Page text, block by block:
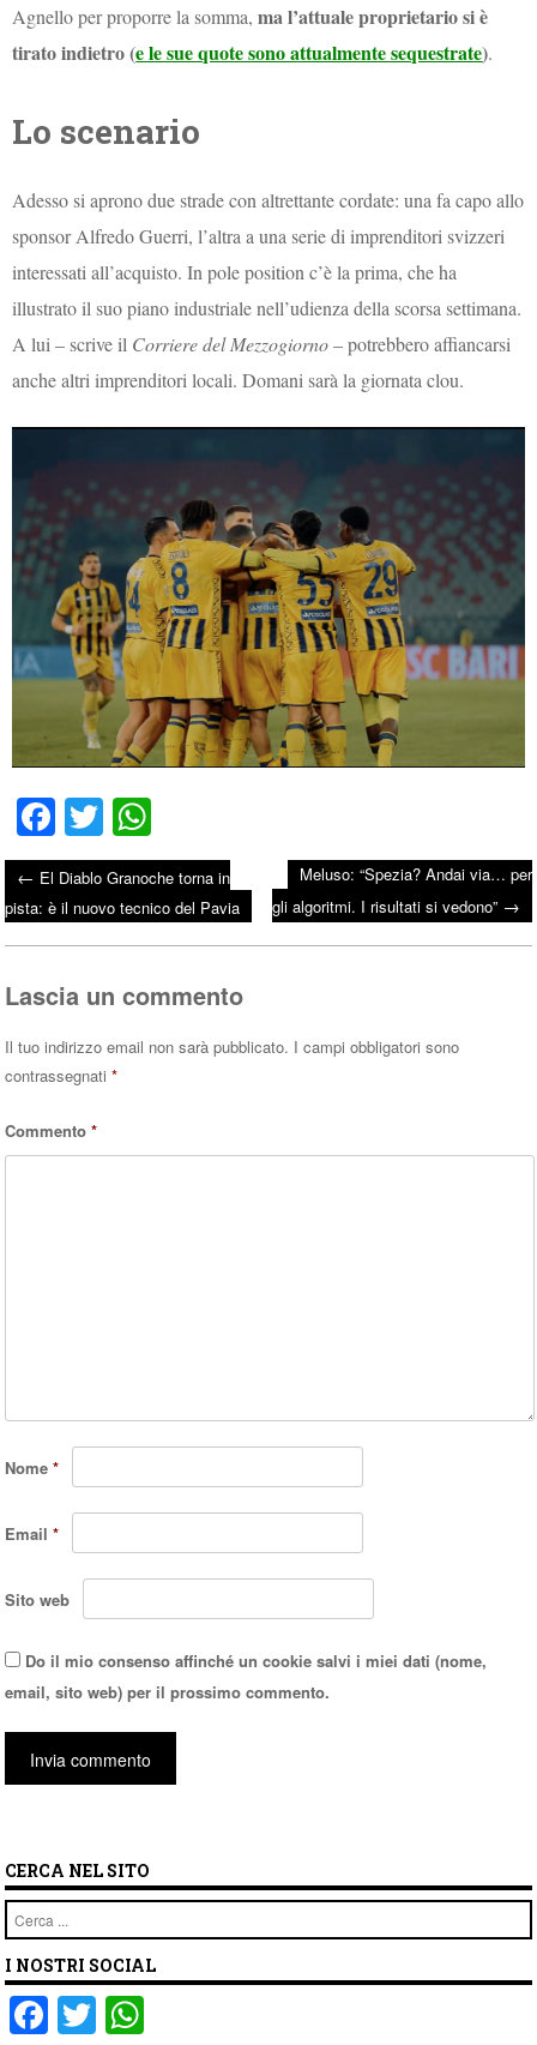
Agnello per proporre la somma,ma l’attuale proprietario si è
tirato indietro (e le sue quote sono attualmente sequestrate).
Lo scenario
Adesso si aprono due strade con altrettante cordate: una fa capo allo
sponsor Alfredo Guerri, l’altra a una serie di imprenditori svizzeri
interessati all’acquisto. In pole position c’è la prima, che ha
illustrato il suo piano industriale nell’udienza della scorsa settimana.
A lui – scrive il Corriere del Mezzogiorno– potrebbero affiancarsi
anche altri imprenditori locali. Domani sarà la giornata clou.
Fa
ce
bo
ok
T
wi
tte
r
ha
ts
A
Post navigation
← El Diablo Granoche torna in
pista: è il nuovo tecnico del Pavia
Meluso: “Spezia? Andai via… per
gli algoritmi. I risultati si vedono” →
Lascia un commento
Il tuo indirizzo email non sarà pubblicato. I campi obbligatori sono
contrassegnati*
Commento*
Nome*
Email*
Sito web
Do il mio consenso affinché un cookie salvi i miei dati (nome,
email, sito web) per il prossimo commento.
CERCA NEL SITO
Cerca
I NOSTRI SOCIAL
F T